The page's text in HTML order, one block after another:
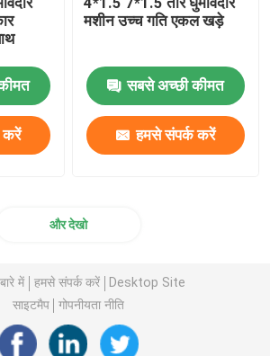
करें
मशीन उच्च गति एकल खड़े
सबसे अच्छी कीमत
हमसे संपर्क करें
और देखो
में हमसे संपर्क करें
Desktop Site
साइटमैप
गोपनीयता नीति